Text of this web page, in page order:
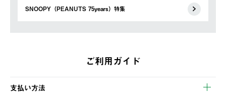
SNOOPY（PEANUTS 75years）特集
ご利用ガイド
支払い方法